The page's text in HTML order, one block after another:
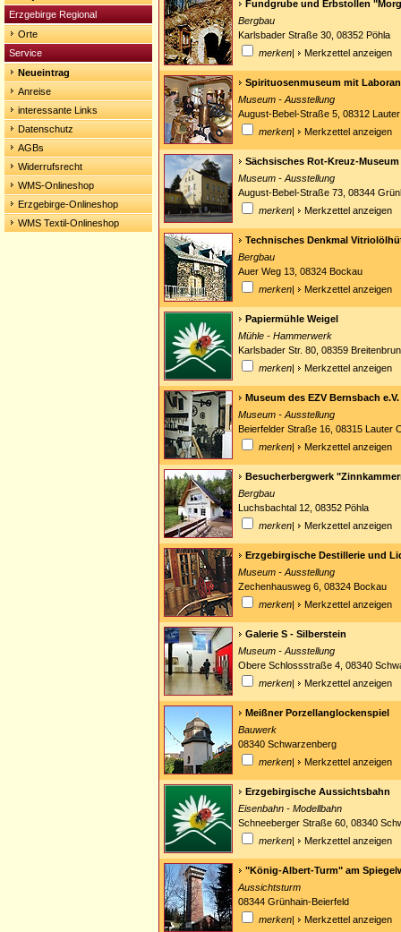
Erzgebirge Regional
Orte
Service
Neueintrag
Anreise
interessante Links
Datenschutz
AGBs
Widerrufsrecht
WMS-Onlineshop
Erzgebirge-Onlineshop
WMS Textil-Onlineshop
Fundgrube und Erbstollen
Bergbau
Karlsbader Straße 30, 08352 Pöhla
merken| Merkzettel anzeigen
Spirituosenmuseum mit
Museum - Ausstellung
August-Bebel-Straße 5, 08312 Lauter
merken| Merkzettel anzeigen
Sächsisches Rot-Kreuz-
Museum - Ausstellung
August-Bebel-Straße 73, 08344
merken| Merkzettel anzeigen
Technisches Denkmal
Bergbau
Auer Weg 13, 08324 Bockau
merken| Merkzettel anzeigen
Papiermühle Weigel
Mühle - Hammerwerk
Karlsbader Str. 80, 08359
merken| Merkzettel anzeigen
Museum des EZV Bernsbach e.V.
Museum - Ausstellung
Beierfelder Straße 16, 08315 Lauter
merken| Merkzettel anzeigen
Besucherbergwerk
Bergbau
Luchsbachtal 12, 08352 Pöhla
merken| Merkzettel anzeigen
Erzgebirgische Destillerie und
Museum - Ausstellung
Zechenhausweg 6, 08324 Bockau
merken| Merkzettel anzeigen
Galerie S - Silberstein
Museum - Ausstellung
Obere Schlossstraße 4, 08340
merken| Merkzettel anzeigen
Meißner Porzellanglockenspiel
Bauwerk
08340 Schwarzenberg
merken| Merkzettel anzeigen
Erzgebirgische Aussichtsbahn
Eisenbahn - Modellbahn
Schneeberger Straße 60, 08340
merken| Merkzettel anzeigen
"König-Albert-Turm" am
Aussichtsturm
08344 Grünhain-Beierfeld
merken| Merkzettel anzeigen